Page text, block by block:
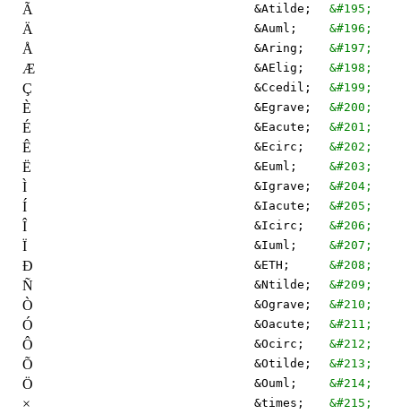
Ã &Atilde; &#195;
Ä &Auml; &#196;
Å &Aring; &#197;
Æ &AElig; &#198;
Ç &Ccedil; &#199;
È &Egrave; &#200;
É &Eacute; &#201;
Ê &Ecirc; &#202;
Ë &Euml; &#203;
Ì &Igrave; &#204;
Í &Iacute; &#205;
Î &Icirc; &#206;
Ï &Iuml; &#207;
Ð &ETH; &#208;
Ñ &Ntilde; &#209;
Ò &Ograve; &#210;
Ó &Oacute; &#211;
Ô &Ocirc; &#212;
Õ &Otilde; &#213;
Ö &Ouml; &#214;
× &times; &#215;